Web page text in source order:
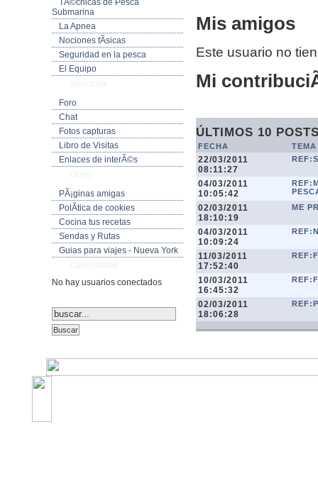
TÃ©cnicas de Pesca
Submarina
La Apnea
Nociones fÃ­sicas
Seguridad en la pesca
El Equipo
Foro
Chat
Fotos capturas
Libro de Visitas
Enlaces de interÃ©s
PÃ¡ginas amigas
PolÃ­tica de cookies
Cocina tus recetas
Sendas y Rutas
Guias para viajes - Nueva York
No hay usuarios conectados
Mis amigos
Este usuario no
Mi
ÚLTIMOS 10
FECHA TEMA
22/03/2011
08:11:27
04/03/2011
10:05:42
02/03/2011
18:10:19
ME
04/03/2011
10:09:24
11/03/2011
17:52:40
10/03/2011
16:45:32
02/03/2011
18:06:28